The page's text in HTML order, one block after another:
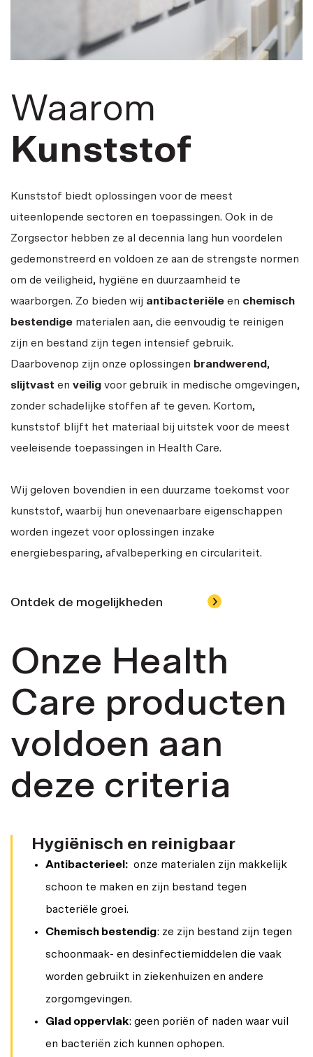
Waarom
Kunststof
Kunststof biedt oplossingen voor de meest
uiteenlopende sectoren en toepassingen. Ook in de
Zorgsector hebben ze al decennia lang hun voordelen
gedemonstreerd en voldoen ze aan de strengste normen
om de veiligheid, hygiëne en duurzaamheid te
waarborgen. Zo bieden wij antibacteriële en chemisch
bestendige materialen aan, die eenvoudig te reinigen
zijn en bestand zijn tegen intensief gebruik.
Daarbovenop zijn onze oplossingen brandwerend ,
slijtvast en veilig voor gebruik in medische omgevingen,
zonder schadelijke stoffen af te geven. Kortom,
kunststof blijft het materiaal bij uitstek voor de meest
veeleisende toepassingen in Health Care.
Wij geloven bovendien in een duurzame toekomst voor
kunststof, waarbij hun onevenaarbare eigenschappen
worden ingezet voor oplossingen inzake
energiebesparing, afvalbeperking en circulariteit.
Ontdek de mogelijkheden
Onze Health
Care producten
voldoen aan
deze criteria
Hygiënisch en reinigbaar
Antibacterieel: onze materialen zijn makkelijk
schoon te maken en zijn bestand tegen
bacteriële groei.
Chemisch bestendig: ze zijn bestand zijn tegen
schoonmaak- en desinfectiemiddelen die vaak
worden gebruikt in ziekenhuizen en andere
zorgomgevingen.
Glad oppervlak: geen poriën of naden waar vuil
en bacteriën zich kunnen ophopen.